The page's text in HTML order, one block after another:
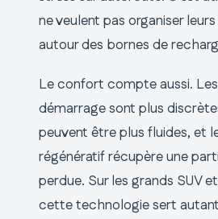
ne veulent pas organiser
autour des bornes de
Le confort compte aussi.
démarrage sont plus
peuvent être plus fluides, et
régénératif récupère une
perdue. Sur les grands SUV
cette technologie sert